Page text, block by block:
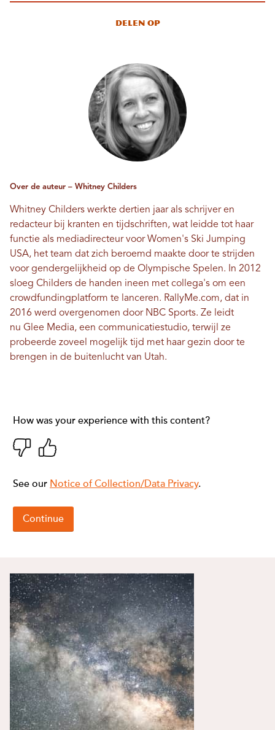
Delen op
Over de auteur – Whitney Childers
Whitney Childers werkte dertien jaar als schrijver en
redacteur bij kranten en tijdschriften, wat leidde tot haar
functie als mediadirecteur voor Women's Ski Jumping
USA, het team dat zich beroemd maakte door te strijden
voor gendergelijkheid op de Olympische Spelen. In 2012
sloeg Childers de handen ineen met collega's om een ​​
crowdfundingplatform te lanceren. RallyMe.com, dat in
2016 werd overgenomen door NBC Sports. Ze leidt
nu Glee Media, een communicatiestudio, terwijl ze
probeerde zoveel mogelijk tijd met haar gezin door te
brengen in de buitenlucht van Utah.